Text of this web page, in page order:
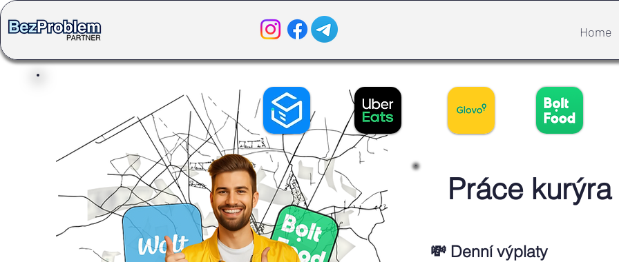
Home
Práce kurýra
💸 Denní výplaty